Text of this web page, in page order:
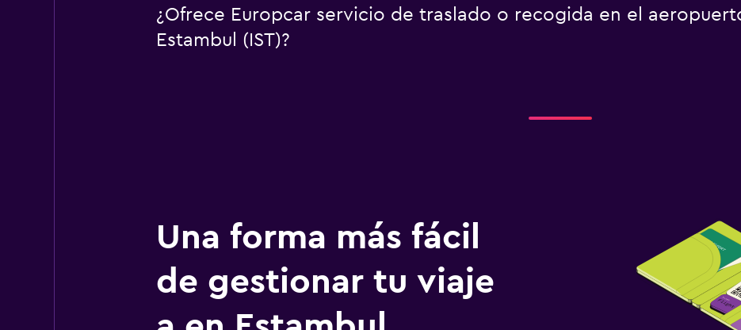
¿Ofrece Europcar servicio de traslado o recogida en el
Estambul (IST)?
Una forma más fácil
de gestionar tu viaje